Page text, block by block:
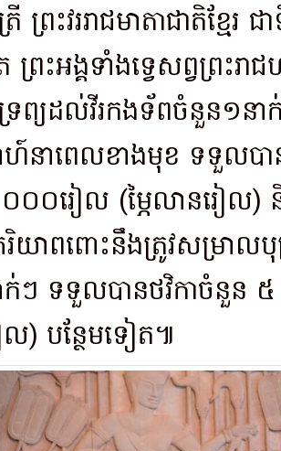
ព្រះវររាជមាតាជាតិខ្មែរ
ព្រះអង្គទាំងទ្វេសព្វព្រះ
ទ្រព្យដល់វីរកងទ័ពចំនួន១ន
នាពេលខាងមុខ ទទួលបាន
០រៀល (ម្ភៃលានរៀល)
យាពពោះនឹងត្រូវសម្រាលបុ
ាក់ៗ ទទួលបានថវិកាចំនួ
ល) បន្ថែមទៀត៕